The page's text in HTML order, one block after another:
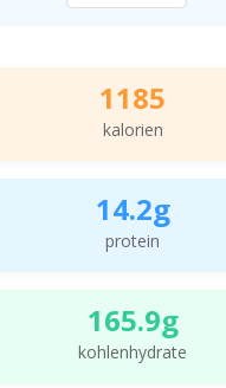
1185
kalorien
14.2g
protein
165.9g
kohlenhydrate